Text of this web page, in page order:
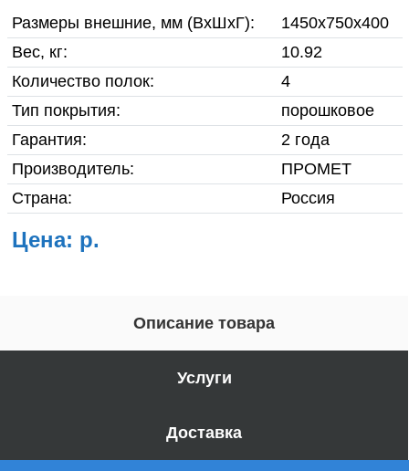
Фото готовой продукции
Вакансии
Реквизиты
Доставка
Размеры внешние, мм (ВхШхГ):
1450x750x400
Вес, кг:
10.92
Количество полок:
4
Тип покрытия:
порошковое
Гарантия:
2 года
Производитель:
ПРОМЕТ
Страна:
Россия
Цена: р.
Описание товара
Услуги
Доставка